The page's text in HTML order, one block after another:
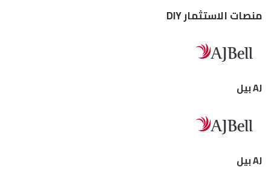
منصات الاستثمار DIY
AJ بيل
AJ بيل